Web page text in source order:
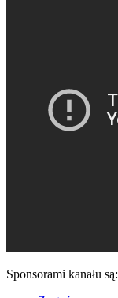
Sponsorami kanału są: